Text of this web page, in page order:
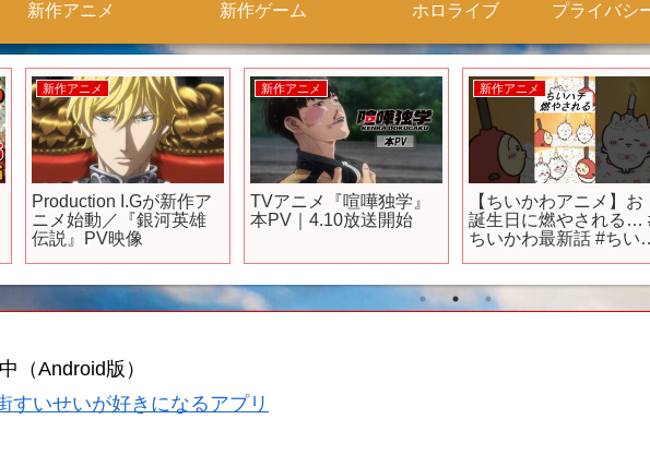
新作アニメ 新作ゲーム ホロライブ
新作アニメ
Production I.Gが新作ア
ニメ始動／『銀河英雄
伝説』PV映像
新作アニメ
TVアニメ『喧嘩独学』
本PV｜4.10放送開始
新作アニメ
【ちいかわアニメ】お
誕生日に燃やされる…
ちいかわ最新話 #ちい
（Android版）
いせいが好きになるアプリ